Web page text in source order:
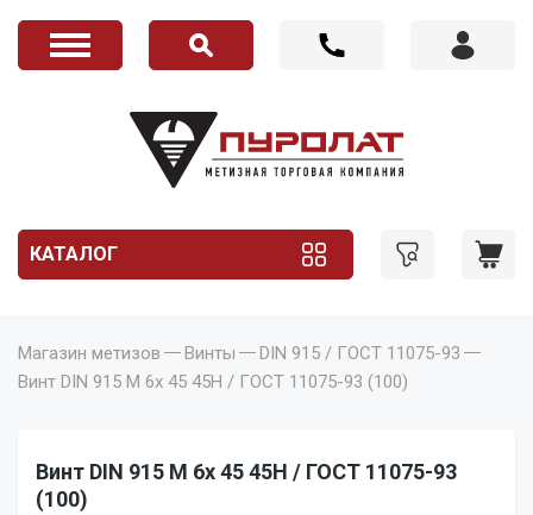
КАТАЛОГ
Магазин метизов Винты
DIN 915 / ГОСТ 11075-93
Винт DIN 915 M 6x 45 45H / ГОСТ 11075-93 (100)
Винт DIN 915 M 6x 45 45H / ГОСТ 11075-93
(100)